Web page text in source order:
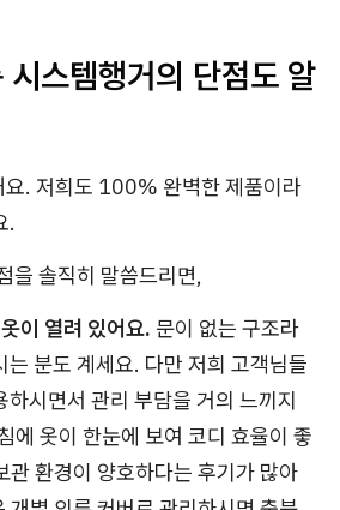
스템행거의 단점도 알
요. 저희도 100% 완벽한 제품이라
.
을 솔직히 말씀드리면,
이 열려 있어요. 문이 없는 구조라
는 분도 계세요. 다만 저희 고객님들
하시면서 관리 부담을 거의 느끼지
에 옷이 한눈에 보여 코디 효율이 좋
관 환경이 양호하다는 후기가 많아